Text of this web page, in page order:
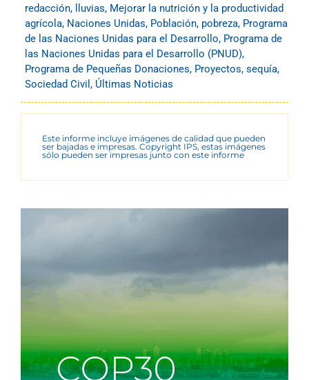
redacción, lluvias, Mejorar la nutrición y la productividad
agrícola, Naciones Unidas, Población, pobreza, Programa
de las Naciones Unidas para el Desarrollo, Programa de
las Naciones Unidas para el Desarrollo (PNUD),
Programa de Pequeñas Donaciones, Proyectos, sequía,
Sociedad Civil , Últimas Noticias
Este informe incluye imágenes de calidad que pueden
ser bajadas e impresas. Copyright IPS, estas imágenes
sólo pueden ser impresas junto con este informe